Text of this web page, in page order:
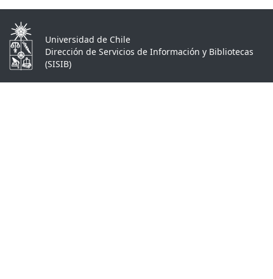
Universidad de Chile
Dirección de Servicios de Información y Bibliotecas
(SISIB)